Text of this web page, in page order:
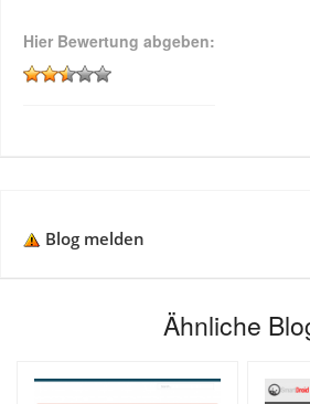
Hier Bewertung abgeben:
Blog melden
Ähnliche